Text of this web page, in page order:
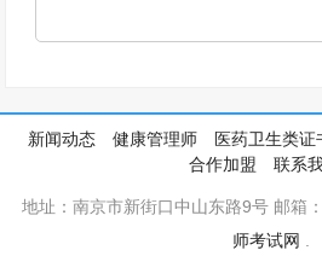
新闻动态 健康管理师 医药卫生类证
合作加盟
联系
地址：南京市新街口中山东路9号 邮箱
师考试网